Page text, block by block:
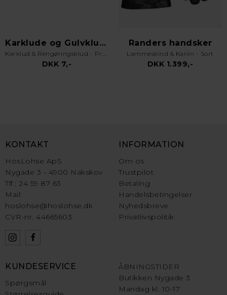
Karklude og Gulvklude
Karklud & Rengøringsklud - Pro Kvalitet - Valgfri Farve
DKK 7,-
Randers handsker
Lammeskind & Kanin - Sort
DKK 1.399,-
KONTAKT
HosLohse ApS
Nygade 3 - 4900 Nakskov
Tlf.: 24 59 87 63
Mail:
hoslohse@hoslohse.dk
CVR-nr. 44665603
INFORMATION
Om os
Trustpilot
Betaling
Handelsbetingelser
Nyhedsbreve
Privatlivspolitik
KUNDESERVICE
Spørgsmål
ÅBNINGSTIDER
Butikken Nygade 3
Mandag kl. 10-17